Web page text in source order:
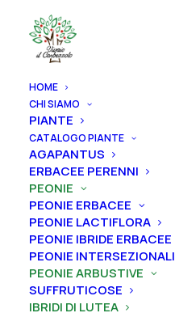
HOME
CHI SIAMO
PIANTE
CATALOGO PIANTE
AGAPANTUS
ERBACEE PERENNI
PEONIE
PEONIE ERBACEE
PEONIE LACTIFLORA
PEONIE IBRIDE ERBACEE
PEONIE INTERSEZIONALI
PEONIE ARBUSTIVE
SUFFRUTICOSE
IBRIDI DI LUTEA